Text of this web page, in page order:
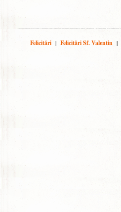
Felicitări | Felicitări Sf. Valentin |